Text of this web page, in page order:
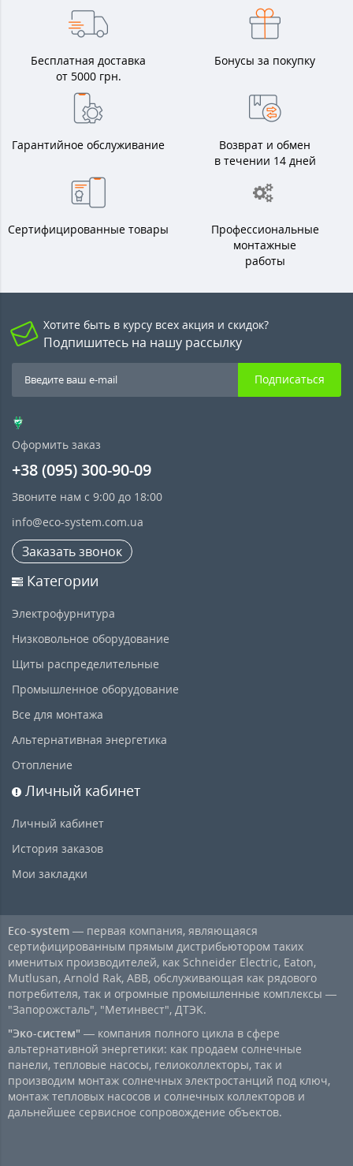
Бесплатная доставка
от 5000 грн.
Бонусы за покупку
Гарантийное обслуживание
Возврат и обмен
в течении 14 дней
Сертифицированные товары
Профессиональные
монтажные
работы
Хотите быть в курсу всех акция и скидок?
Подпишитесь на нашу рассылку
Подписаться
Оформить заказ
+38 (095) 300-90-09
Звоните нам с 9:00 до 18:00
info@eco-system.com.ua
Заказать звонок
Категории
Электрофурнитура
Низковольное оборудование
Щиты распределительные
Промышленное оборудование
Все для монтажа
Альтернативная энергетика
Отопление
Личный кабинет
Личный кабинет
История заказов
Мои закладки
Eco-system — первая компания, являющаяся
сертифицированным прямым дистрибьютором таких
именитых производителей, как Schneider Electric, Eaton,
Mutlusan, Arnold Rak, ABB, обслуживающая как рядового
потребителя, так и огромные промышленные комплексы —
"Запорожсталь", "Метинвест", ДТЭК.
"Эко-систем" — компания полного цикла в сфере
альтернативной энергетики: как продаем солнечные
панели, тепловые насосы, гелиоколлекторы, так и
производим монтаж солнечных электростанций под ключ,
монтаж тепловых насосов и солнечных коллекторов и
дальнейшее сервисное сопровождение объектов.